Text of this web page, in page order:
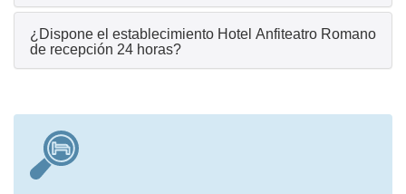
¿Dispone el establecimiento Hotel Anfiteatro Romano
de recepción 24 horas?